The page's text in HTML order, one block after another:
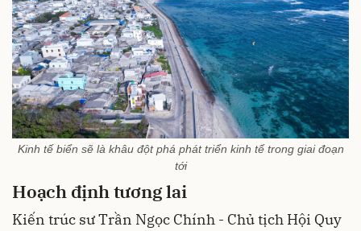
Kinh tế biển sẽ là khâu đột phá phát triển kinh tế trong giai đoạn
tới
Hoạch định tương lai
Kiến trúc sư Trần Ngọc Chính - Chủ tịch Hội Quy